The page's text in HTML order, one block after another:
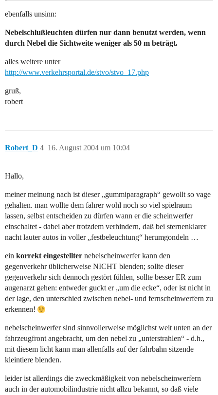
ebenfalls unsinn:
Nebelschlußleuchten dürfen nur dann benutzt werden, wenn
durch Nebel die Sichtweite weniger als 50 m beträgt.
alles weitere unter
http://www.verkehrsportal.de/stvo/stvo_17.php
gruß,
robert
Robert_D 16. August 2004 um 10:04
4
Hallo,
meiner meinung nach ist dieser „gummiparagraph“ gewollt so vage
gehalten. man wollte dem fahrer wohl noch so viel spielraum
lassen, selbst entscheiden zu dürfen wann er die scheinwerfer
einschaltet - dabei aber trotzdem verhindern, daß bei sternenklarer
nacht lauter autos in voller „festbeleuchtung“ herumgondeln …
ein korrekt eingestellter nebelscheinwerfer kann den
gegenverkehr üblicherweise NICHT blenden; sollte dieser
gegenverkehr sich dennoch gestört fühlen, sollte besser ER zum
augenarzt gehen: entweder guckt er „um die ecke“, oder ist nicht in
der lage, den unterschied zwischen nebel- und fernscheinwerfern zu
erkennen!
nebelscheinwerfer sind sinnvollerweise möglichst weit unten an der
fahrzeugfront angebracht, um den nebel zu „unterstrahlen“ - d.h.,
mit diesem licht kann man allenfalls auf der fahrbahn sitzende
kleintiere blenden.
leider ist allerdings die zweckmäßigkeit von nebelscheinwerfern
auch in der automobilindustrie nicht allzu bekannt, so daß viele